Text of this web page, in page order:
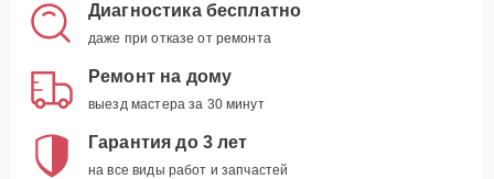
Диагностика бесплатно
даже при отказе от ремонта
Ремонт на дому
выезд мастера за 30 минут
Гарантия до 3 лет
на все виды работ и запчастей